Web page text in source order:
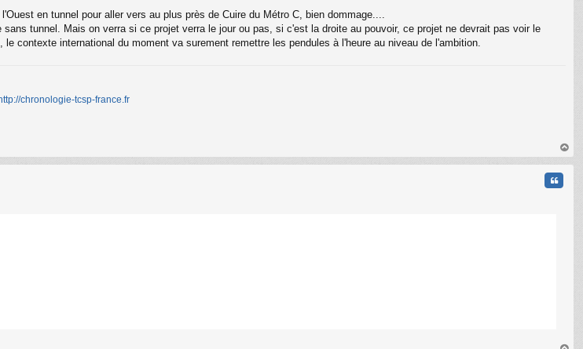
en tunnel pour aller vers au plus près de Cuire du Métro C, bien dommage....
tunnel. Mais on verra si ce projet verra le jour ou pas, si c'est la droite au pouvoir, ce projet ne devrait pas voir le
contexte international du moment va surement remettre les pendules à l'heure au niveau de l'ambition.
chronologie-tcsp-france.fr
au